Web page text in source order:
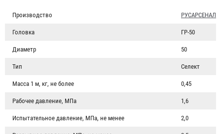
Производство РУСАРСЕНАЛ
Головка ГР-50
Диаметр 50
Тип Селект
Масса 1 м, кг, не более 0,45
Рабочее давление, МПа 1,6
Испытательное давление, МПа, не менее 2,0